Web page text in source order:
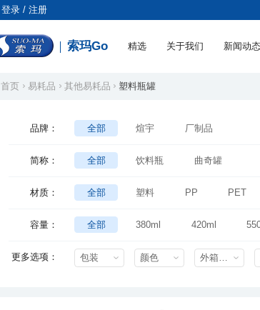
登录 / 注册
索玛Go 精选 关于我们 新闻动态
首页 易耗品 其他易耗品 塑料瓶罐
品牌： 全部 煊宇 厂制品
简称： 全部 饮料瓶 曲奇罐
材质： 全部 塑料 PP PET
容量： 全部 380ml 420ml
200ml 330ml 450ml
更多选项： 包装 颜色 外箱尺寸mm